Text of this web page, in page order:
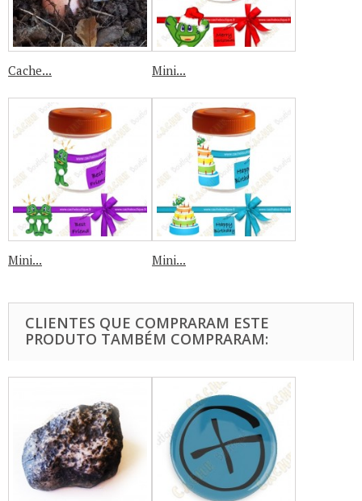
Cache... Mini...
Mini... Mini...
CLIENTES QUE COMPRARAM ESTE
PRODUTO TAMBÉM COMPRARAM: